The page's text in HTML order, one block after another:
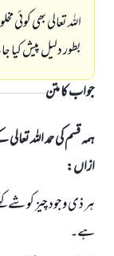
اللہ تعالی بھی
بطور دلیل پیش
جواب کا متن
ہمہ قسم کی حمد اللہ
ازاں:
ہر ذی وجود چیز کو شے
ہے۔